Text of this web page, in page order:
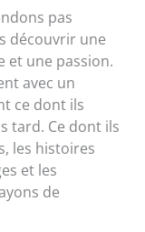
pas
découvrir une
et une passion.
avec un
ce dont ils
tard. Ce dont ils
les histoires
et les
de